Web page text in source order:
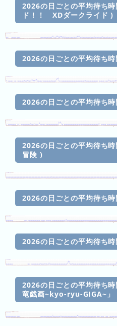
の
ラ
キ
ン
グ
月
の
ラ
ン
キ
ン
先
月
ン
キ
ン
グ
今
の
2026の日ごとの平均待ち
ド！！ XDダークライド )
2026の日ごとの平均待ち
2026の日ごとの平均待ち
2026の日ごとの平均待ち
冒険 )
2026の日ごとの平均待ち
2026の日ごとの平均待ち
2026の日ごとの平均待ち
竜戯画~kyo-ryu-GIGA~」